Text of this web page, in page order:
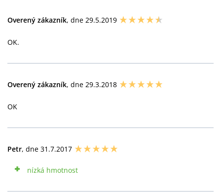
Overený zákazník, dne 29.5.2019
OK.
Overený zákazník, dne 29.3.2018
OK
Petr, dne 31.7.2017
nízká hmotnost